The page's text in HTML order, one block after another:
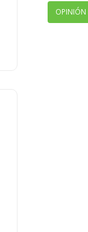
OPINIÓN